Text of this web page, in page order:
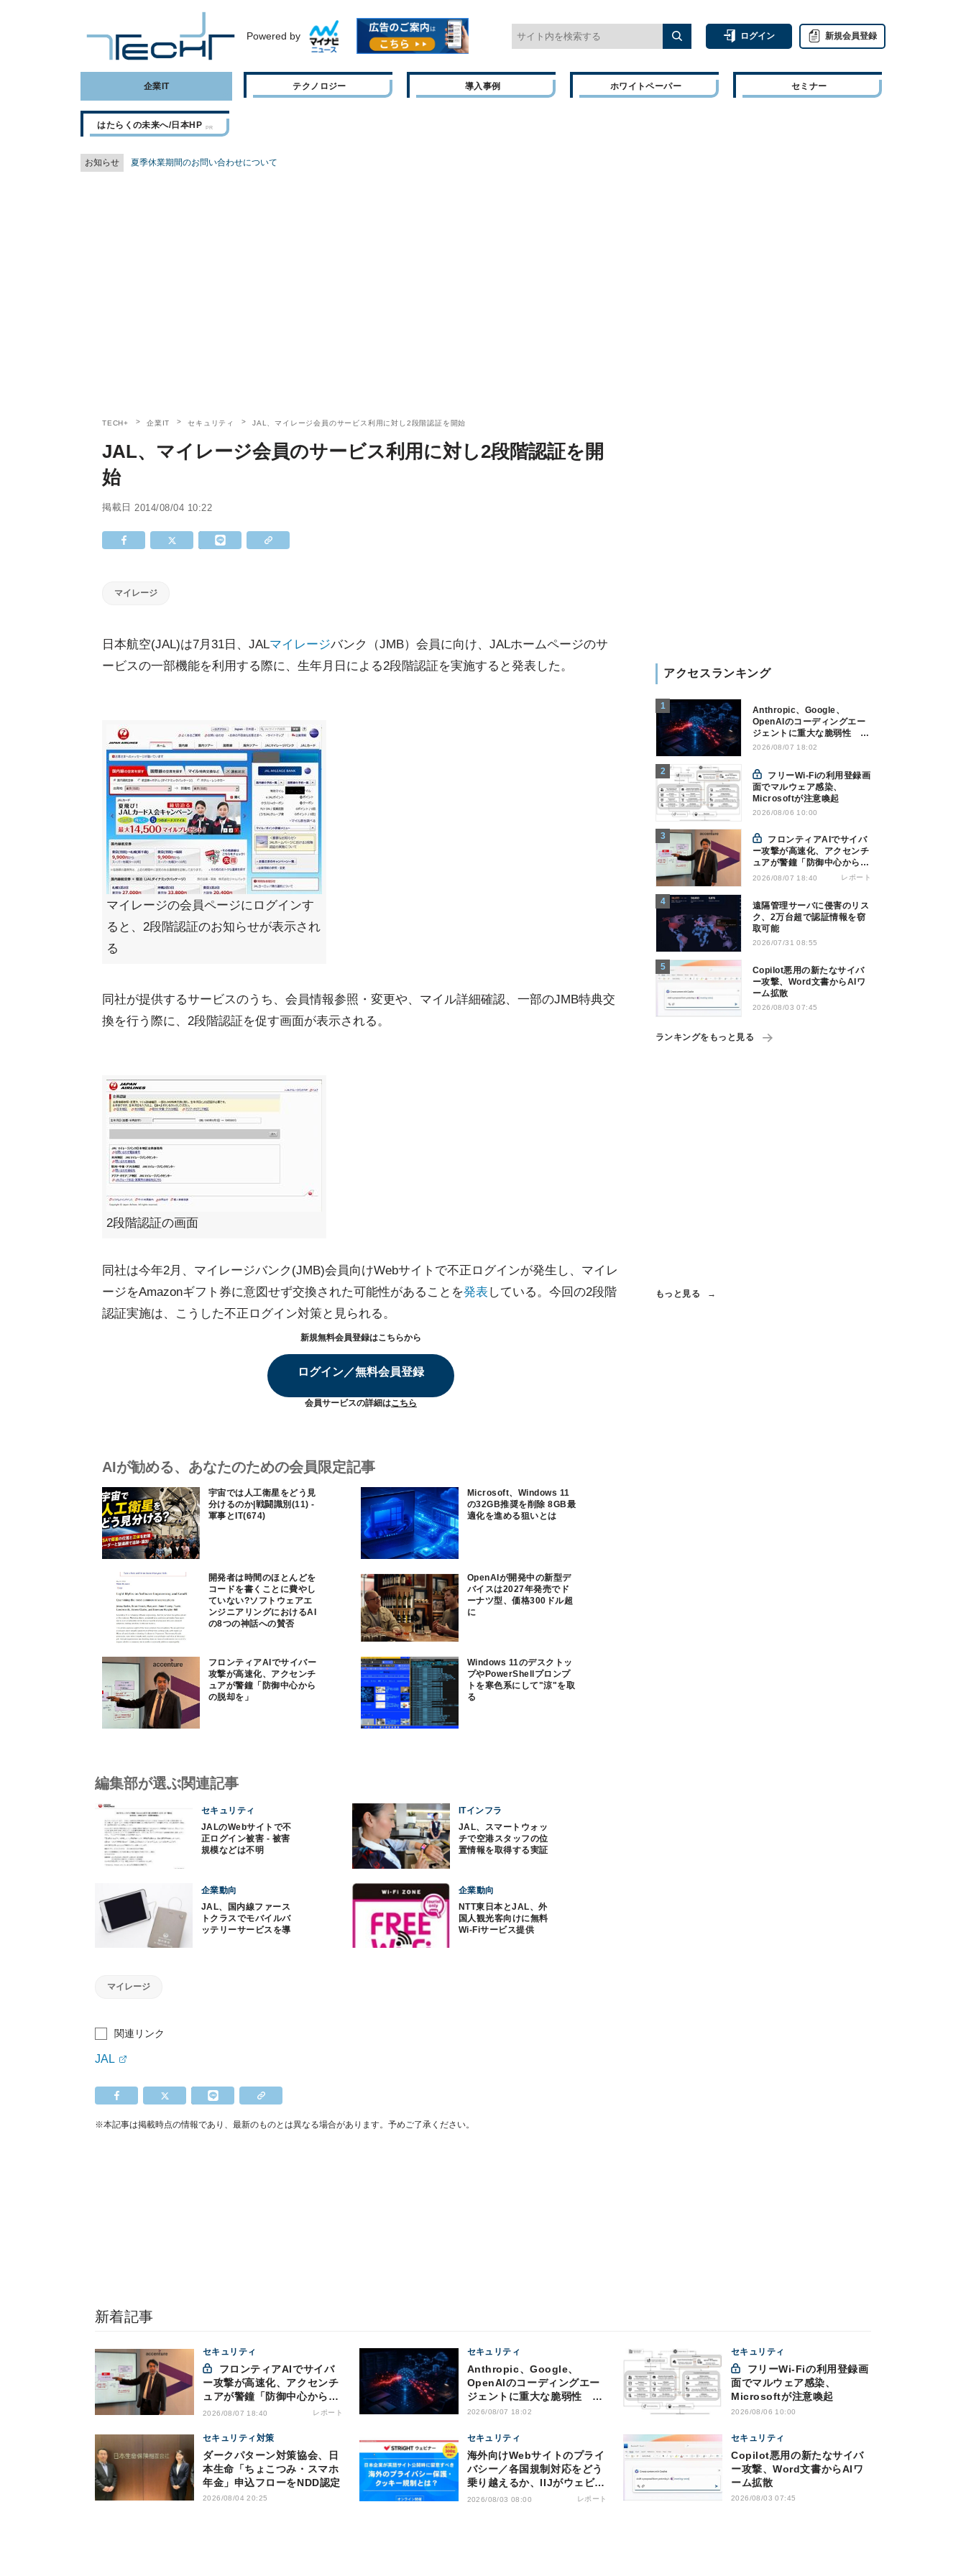
Powered by ログイン 新規会員登録
企業IT テクノロジー 導入事例 ホワイトペーパー セミナー
はたらくの未来へ/日本HP
お知らせ 夏季休業期間のお問い合わせについて
TECH+ 企業IT セキュリティ JAL、マイレージ会員のサービス利用に対し2段階認証を開始
JAL、マイレージ会員のサービス利用に対し2段階認証を開
始
掲載日 2014/08/04 10:22
マイレージ
日本航空(JAL)は7月31日、JALマイレージバンク（JMB）会員に向け、JALホームページのサ
ービスの一部機能を利用する際に、生年月日による2段階認証を実施すると発表した。
マイレージの会員ページにログインす
ると、2段階認証のお知らせが表示され
る
同社が提供するサービスのうち、会員情報参照・変更や、マイル詳細確認、一部のJMB特典交
換を行う際に、2段階認証を促す画面が表示される。
2段階認証の画面
同社は今年2月、マイレージバンク(JMB)会員向けWebサイトで不正ログインが発生し、マイレ
ージをAmazonギフト券に意図せず交換された可能性があることを発表 している。今回の2段階
認証実施は、こうした不正ログイン対策と見られる。
新規無料会員登録はこちらから
ログイン／無料会員登録
会員サービスの詳細はこちら
AIが勧める、あなたのための会員限定記事
宇宙では人工衛星をどう見
分けるのか|戦闘識別(11) -
軍事とIT(674)
Microsoft、Windows 11
の32GB推奨を削除 8GB最
適化を進める狙いとは
開発者は時間のほとんどを
コードを書くことに費やし
ていない?ソフトウェアエ
ンジニアリングにおけるAI
の8つの神話への賛否
OpenAIが開発中の新型デ
バイスは2027年発売でド
ーナツ型、価格300ドル超
に
フロンティアAIでサイバー
攻撃が高速化、アクセンチ
ュアが警鐘「防御中心から
の脱却を」
Windows 11のデスクトッ
プやPowerShellプロンプ
トを寒色系にして"涼"を取
る
アクセスランキング
Anthropic、Google、
OpenAIのコーディングエー
ジェントに重大な脆弱性 認
証情報窃取などの恐れ
2026/08/07 18:02
面でマルウェア感染、
Microsoftが注意喚起
2026/08/06 10:00
ー攻撃が高速化、アクセンチ
ュアが警鐘「防御中心からの
脱却を」
2026/08/07 18:40 レポート
遠隔管理サーバに侵害のリス
ク、2万台超で認証情報を窃
取可能
2026/07/31 08:55
Copilot悪用の新たなサイバ
ー攻撃、Word文書からAIワ
ーム拡散
2026/08/03 07:45
ランキングをもっと見る
もっと見る
編集部が選ぶ関連記事
セキュリティ
JALのWebサイトで不
正ログイン被害 - 被害
規模などは不明
ITインフラ
JAL、スマートウォッ
チで空港スタッフの位
置情報を取得する実証
企業動向
JAL、国内線ファース
トクラスでモバイルバ
ッテリーサービスを導
企業動向
NTT東日本とJAL、外
国人観光客向けに無料
Wi-Fiサービス提供
マイレージ
関連リンク
JAL
※本記事は掲載時点の情報であり、最新のものとは異なる場合があります。予めご了承ください。
新着記事
セキュリティ
ー攻撃が高速化、アクセンチ
ュアが警鐘「防御中心からの
脱却を」
2026/08/07 18:40 レポート
セキュリティ
Anthropic、Google、
OpenAIのコーディングエー
ジェントに重大な脆弱性 認
証情報窃取などの恐れ
2026/08/07 18:02
セキュリティ
面でマルウェア感染、
Microsoftが注意喚起
2026/08/06 10:00
セキュリティ対策
ダークパターン対策協会、日
本生命「ちょこつみ・スマホ
年金」申込フローをNDD認定
2026/08/04 20:25
セキュリティ
海外向けWebサイトのプライ
バシー／各国規制対応をどう
乗り越えるか、IIJがウェビナ
ー開催
2026/08/03 08:00 レポート
セキュリティ
Copilot悪用の新たなサイバ
ー攻撃、Word文書からAIワ
ーム拡散
2026/08/03 07:45